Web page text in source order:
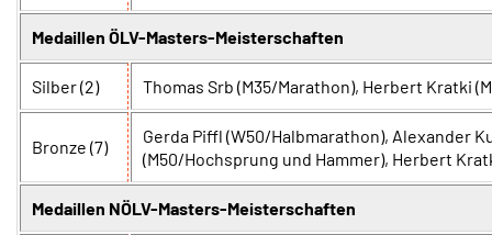
Medaillen ÖLV-Masters-Meisterschaften
Silber (2) Thomas Srb (M35/Marathon), Herbert Kratki
Bronze (7)
Gerda Piffl (W50/Halbmarathon), Alexander
(M50/Hochsprung und Hammer), Herbert
Medaillen NÖLV-Masters-Meisterschaften